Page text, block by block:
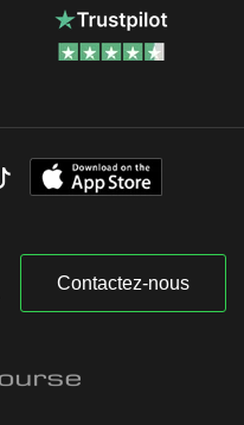
Contactez-nous